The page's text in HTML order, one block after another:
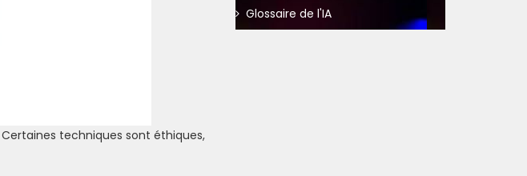
techniques sont éthiques,
Glossaire de l'IA